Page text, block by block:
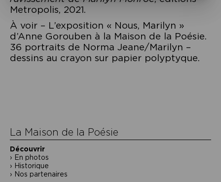
Metropolis, 2021.
À voir – L’exposition « Nous, Marilyn »
d’Anne Gorouben à la Maison de la Poésie.
36 portraits de Norma Jeane/Marilyn –
dessins au crayon sur papier polyptyque.
La Maison de la Poésie
Découvrir
En photos
Historique
Nos partenaires